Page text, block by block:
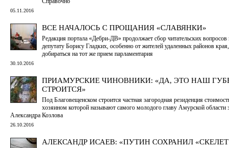
05.11.2016
ВСЕ НАЧАЛОСЬ С ПРОЩАНИЯ «СЛАВЯНКИ»
Редакция портала «Дебри-ДВ» продолжает сбор читательских
депутату Борису Гладких, особенно от жителей удаленных районов
добираться на тот же прием парламентария
30.10.2016
ПРИАМУРСКИЕ ЧИНОВНИКИ: «ДА, ЭТО НАШ
СТРОИТСЯ»
Под Благовещенском строится частная загородная резиденция
хозяином которой называют самого молодого главу Амурской области
Александра Козлова
26.10.2016
АЛЕКСАНДР ИСАЕВ: «ПУТИН СОХРАНИЛ